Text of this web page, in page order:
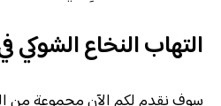
التهاب النخاع الشوكي